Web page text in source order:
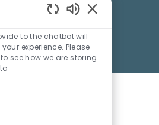
de
chatbot
activés
to the chatbot will
experience. Please
see how we are storing